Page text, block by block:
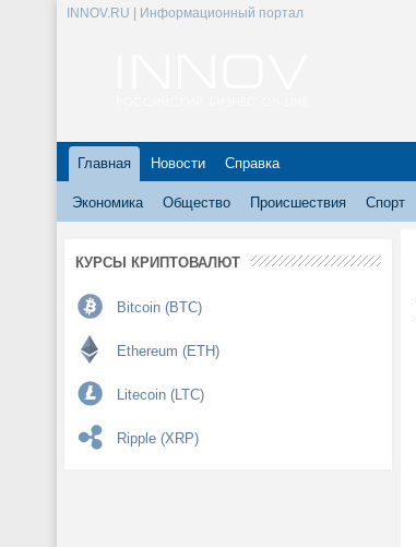
INNOV.RU | Информационный портал
Главная Новости Справка
Экономика Общество Происшествия Спорт
КУРСЫ КРИПТОВАЛЮТ
Bitcoin (BTC)
Ethereum (ETH)
Litecoin (LTC)
Ripple (XRP)